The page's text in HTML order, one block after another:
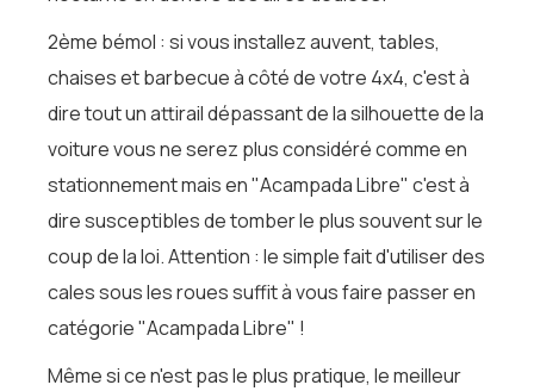
2ème bémol : si vous installez auvent, tables,
chaises et barbecue à côté de votre 4x4, c'est à
dire tout un attirail dépassant de la silhouette de la
voiture vous ne serez plus considéré comme en
stationnement mais en "Acampada Libre" c'est à
dire susceptibles de tomber le plus souvent sur le
coup de la loi. Attention : le simple fait d'utiliser des
cales sous les roues suffit à vous faire passer en
catégorie "Acampada Libre" !
Même si ce n'est pas le plus pratique, le meilleur